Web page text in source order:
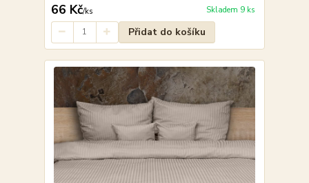
66 Kč/ks Skladem 9 ks
Přidat do košíku